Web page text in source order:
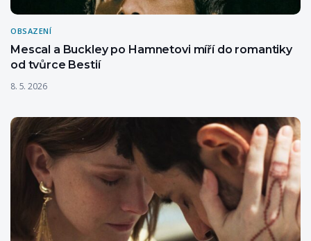
OBSAZENÍ
Mescal a Buckley po Hamnetovi míří do romantiky
od tvůrce Bestií
8. 5. 2026